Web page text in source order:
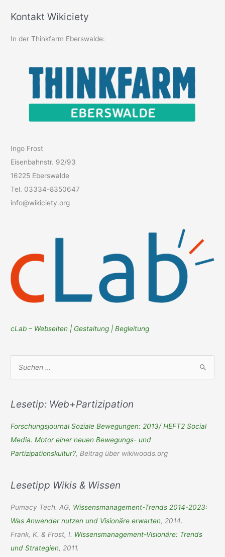
Kontakt Wikiciety
In der Thinkfarm Eberswalde:
Ingo Frost
Eisenbahnstr. 92/93
16225 Eberswalde
Tel. 03334-8350647
info@wikiciety.org
cLab – Webseiten | Gestaltung | Begleitung
h
n
n
a
h
Lesetip: Web+Partizipation
Forschungsjournal Soziale Bewegungen: 2013/ HEFT2 Social
Media. Motor einer neuen Bewegungs- und
Partizipationskultur?, Beitrag über wikiwoods.org
Lesetipp Wikis & Wissen
Pumacy Tech. AG, Wissensmanagement-Trends 2014-2023:
Was Anwender nutzen und Visionäre erwarten, 2014.
Frank, K. & Frost, I. Wissensmanagement-Visionäre: Trends
und Strategien, 2011.